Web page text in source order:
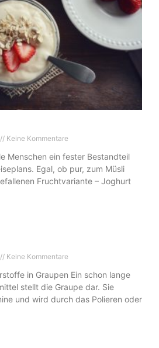
Keine Kommentare
Menschen ein fester Bestandteil
Egal, ob pur, zum Müsli
Fruchtvariante – Joghurt
Keine Kommentare
in Graupen Ein schon lange
stellt die Graupe dar. Sie
und wird durch das Polieren oder